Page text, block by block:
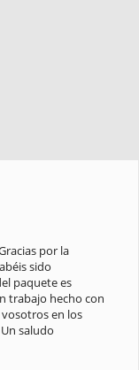
por la
sido
paquete es
trabajo hecho con
en los
saludo